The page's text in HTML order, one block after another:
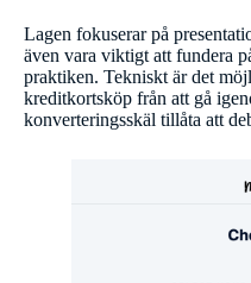
Lagen fokuserar på
även vara viktigt att fundera
praktiken. Tekniskt är det
kreditkortsköp från att gå
konverteringsskäl tillåta att